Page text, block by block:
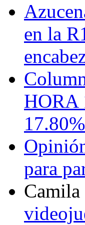
en la
HORA
para
Camila